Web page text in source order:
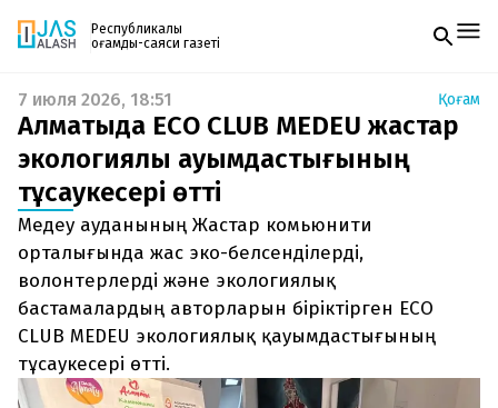
Республикалық
қоғамдық-саяси газеті
Жаңалықтар
Спорт
Live
Руханият
Аймақ
Архив
Заң және тәртіп
Редакциямен байланыс
+7 708 604 51 06
Жарнама бөлімі
+7 701 220 64 52
Пошта
zhasalash100@gmail.com
Газетке жазылу
PDF форматтағы газетті ай сайын электронды
поштаңызға алып отырыңыз. Жаңа нөмір
шыққан сәтте сізге бірден жіберіледі. Тек email
енгізіңіз, біз қалғанын өзіміз жібереміз.
7 июля 2026, 18:51 Қоғам
Алматыда ECO CLUB MEDEU жастар
экологиялық қауымдастығының
тұсаукесері өтті
Медеу ауданының Жастар комьюнити
орталығында жас эко-белсенділерді,
волонтерлерді және экологиялық
бастамалардың авторларын біріктірген ECO
CLUB MEDEU экологиялық қауымдастығының
тұсаукесері өтті.